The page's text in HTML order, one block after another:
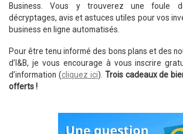
Business. Vous y trouverez une foule
décryptages, avis et astuces utiles pour vos
business en ligne automatisés.
Pour être tenu informé des bons plans et des
d’I&B, je vous encourage à vous inscrire
d’information (cliquez ici). Trois cadeaux de
offerts !